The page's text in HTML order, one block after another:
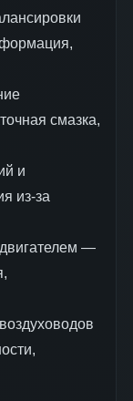
смазка,
и
из-за
—